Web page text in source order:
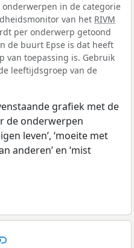
in de categorie
van het RIVM
per onderwerp getoond
de buurt Epse is dat heeft
van toepassing is. Gebruik
leeftijdsgroep van de
grafiek met de
de onderwerpen
leven’, ‘moeite met
anderen’ en ‘mist